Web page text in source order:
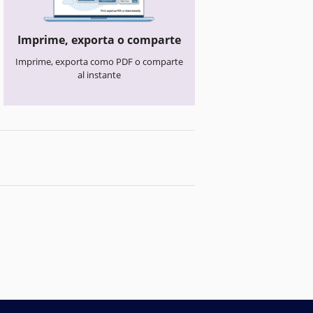
Imprime, exporta o comparte
Imprime, exporta como PDF o comparte
al instante